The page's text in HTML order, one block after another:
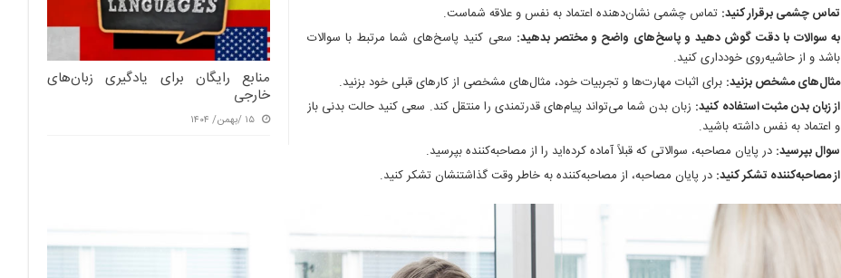
منابع رایگان برای یادگیری زبان‌های
خارجی
۱۵ /بهمن/ ۱۴۰۴
تماس چشمی برقرار کنید: تماس چشمی نشان‌دهنده اعتماد به نفس و علاقه شماست.
به سوالات با دقت گوش دهید و پاسخ‌های واضح و مختصر بدهید: سعی کنید پاسخ‌های شما مرتبط با سوالات
باشد و از حاشیه‌روی خودداری کنید.
مثال‌های مشخص بزنید: برای اثبات مهارت‌ها و تجربیات خود، مثال‌های مشخصی از کارهای قبلی خود بزنید.
از زبان بدن مثبت استفاده کنید: زبان بدن شما می‌تواند پیام‌های قدرتمندی را منتقل کند. سعی کنید حالت بدنی باز
و اعتماد به نفس داشته باشید.
سوال بپرسید: در پایان مصاحبه، سوالاتی که قبلاً آماده کرده‌اید را از مصاحبه‌کننده بپرسید.
از مصاحبه‌کننده تشکر کنید: در پایان مصاحبه، از مصاحبه‌کننده به خاطر وقت گذاشتنشان تشکر کنید.